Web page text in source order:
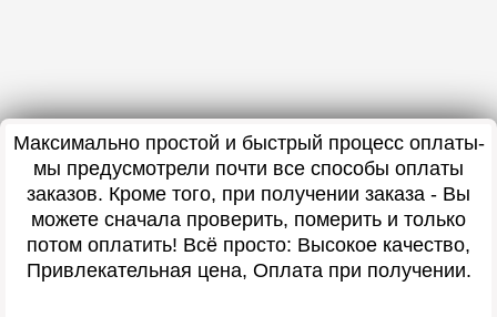
Максимально простой и быстрый процесс оплаты-
мы предусмотрели почти все способы оплаты
заказов. Кроме того, при получении заказа - Вы
можете сначала проверить, померить и только
потом оплатить! Всё просто: Высокое качество,
Привлекательная цена, Оплата при получении.